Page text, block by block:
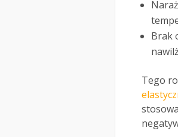
Brak
Tego